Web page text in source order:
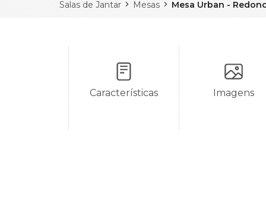
Salas de Jantar Mesas Mesa Urban -
Características Imagens